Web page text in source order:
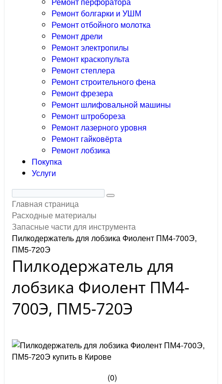
Ремонт болгарки и УШМ
Ремонт отбойного молотка
Ремонт дрели
Ремонт электропилы
Ремонт краскопульта
Ремонт степлера
Ремонт строительного фена
Ремонт фрезера
Ремонт шлифовальной машины
Ремонт штробореза
Ремонт лазерного уровня
Ремонт гайковёрта
Ремонт лобзика
Покупка
Услуги
Главная страница
Расходные материалы
Запасные части для инструмента
Пилкодержатель для лобзика Фиолент ПМ4-700Э,
ПМ5-720Э
Пилкодержатель для
лобзика Фиолент ПМ4-
700Э, ПМ5-720Э
(0)